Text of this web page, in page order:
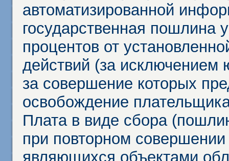
автоматизированной
государственная пошлина
процентов от
действий (за исключением
за совершение которых
освобождение
Плата в виде сбора
при повторном
являющихся объектами